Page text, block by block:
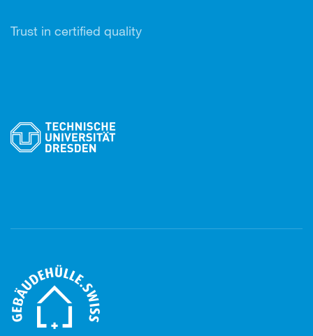
Trust in certified quality